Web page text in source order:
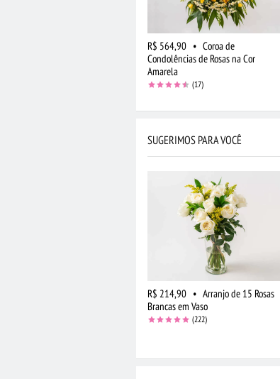
R$ 564,90 • Coroa de
Condolências de Rosas na Cor
Amarela
(17)
SUGERIMOS PARA VOCÊ
R$ 214,90 • Arranjo de 15 Rosas
Brancas em Vaso
(222)